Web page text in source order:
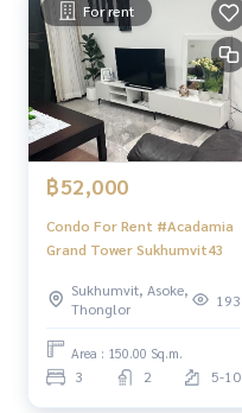
For rent
฿52,000
Condo For Rent #Acadamia
Grand Tower Sukhumvit43
Sukhumvit, Asoke,
Thonglor
193
Area : 150.00 Sq.m.
3 2 5-10